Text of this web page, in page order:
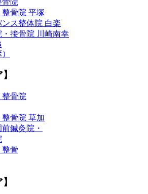
骨院 平塚
ス整体院 白楽
接骨院 川崎南幸
整骨院
骨院 草加
鍼灸院・
整骨